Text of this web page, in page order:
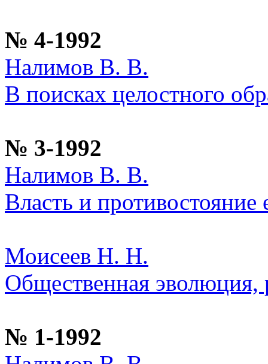
№ 4-1992
Налимов В. В.
В поисках целостного
№ 3-1992
Налимов В. В.
Власть и противостояние
Моисеев Н. Н.
Общественная эволюция,
№ 1-1992